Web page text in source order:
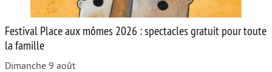
Festival Place aux mômes 2026 : spectacles gratuit pour toute
la famille
Dimanche 9 août